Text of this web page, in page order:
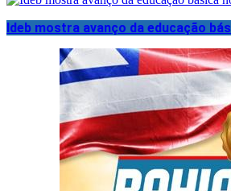
Ideb mostra avanço da educação